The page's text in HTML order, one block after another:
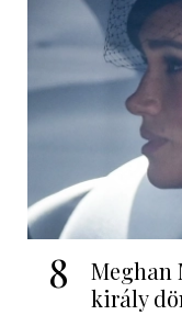
8
Meghan
király